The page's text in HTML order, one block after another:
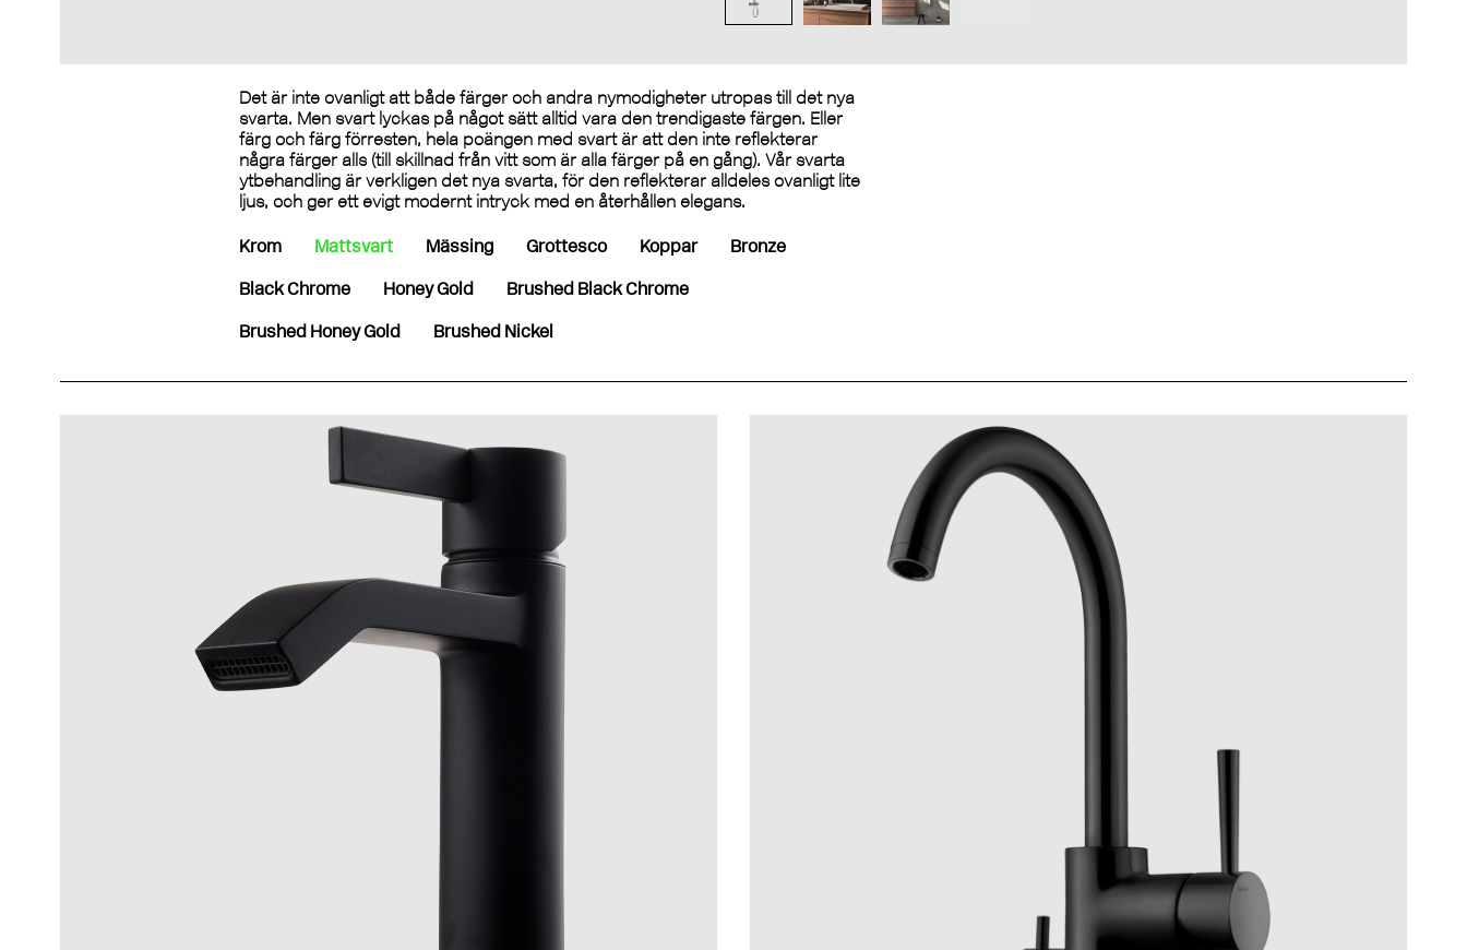
Det är inte ovanligt att både färger och andra nymodigheter utropas till det nya
svarta. Men svart lyckas på något sätt alltid vara den trendigaste färgen. Eller
färg och färg förresten, hela poängen med svart är att den inte reflekterar
några färger alls (till skillnad från vitt som är alla färger på en gång). Vår svarta
ytbehandling är verkligen det nya svarta, för den reflekterar alldeles ovanligt lite
ljus, och ger ett evigt modernt intryck med en återhållen elegans.
Krom Mattsvart Mässing Grottesco Koppar Bronze
Black Chrome Honey Gold Brushed Black Chrome
Brushed Honey Gold Brushed Nickel